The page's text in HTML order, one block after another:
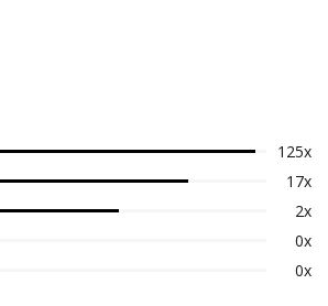
125x
17x
2x
0x
0x